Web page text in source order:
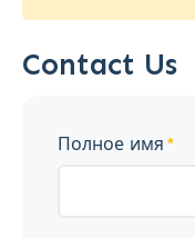
Contact Us
Полное имя